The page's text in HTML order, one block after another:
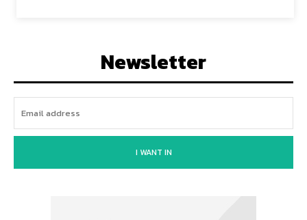
Newsletter
I WANT IN